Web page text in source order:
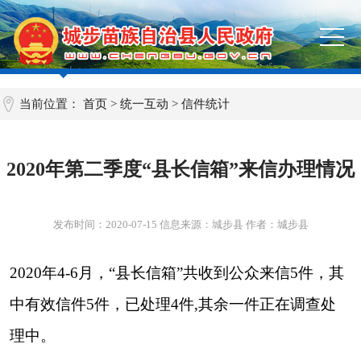
当前位置：首页 >统一互动 >信件统计
2020年第二季度“县长信箱”来信办理情况
发布时间： 2020-07-15 信息来源：城步县 作者：城步县
2020年4-6月，“县长信箱”共收到公众来信5件，其
中有效信件5件，已处理4件,其余一件正在调查处
理中。